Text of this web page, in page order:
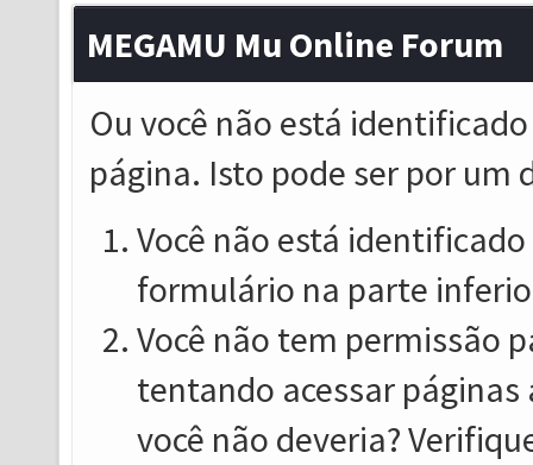
MEGAMU Mu Online Forum
Ou você não está
página. Isto pode ser por um
Você não está
formulário na parte
Você não tem permissão
tentando acessar
você não deveria?